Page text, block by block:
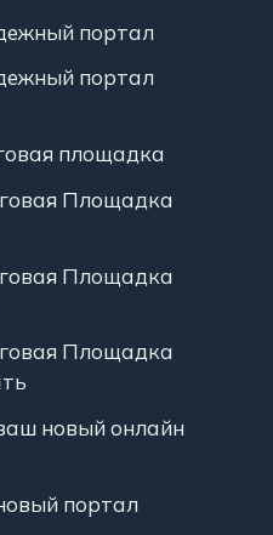
портал
портал
площадка
Площадка
Площадка
Площадка
новый онлайн
портал